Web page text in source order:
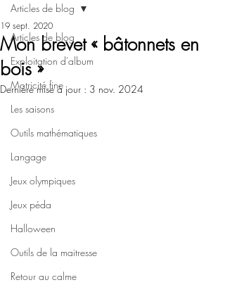
Articles de blog
Exploitation d'album
Motricité fine
Les saisons
Outils mathématiques
Langage
Jeux olympiques
Jeux péda
Halloween
Outils de la maitresse
Retour au calme
Articles de blog
Mon brevet « bâtonnets en
bois »
19 sept. 2020
Dernière mise à jour : 3 nov. 2024